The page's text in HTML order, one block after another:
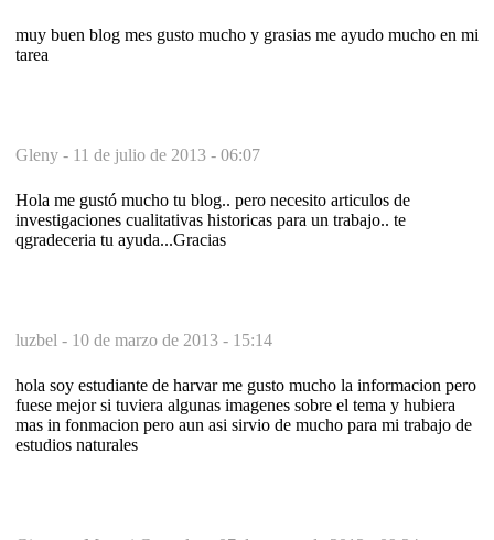
muy buen blog mes gusto mucho y grasias me ayudo mucho en mi
tarea
Gleny - 11 de julio de 2013 - 06:07
Hola me gustó mucho tu blog.. pero necesito articulos de
investigaciones cualitativas historicas para un trabajo.. te
qgradeceria tu ayuda...Gracias
luzbel - 10 de marzo de 2013 - 15:14
hola soy estudiante de harvar me gusto mucho la informacion pero
fuese mejor si tuviera algunas imagenes sobre el tema y hubiera
mas in fonmacion pero aun asi sirvio de mucho para mi trabajo de
estudios naturales